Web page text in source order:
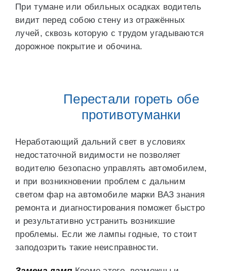
При тумане или обильных осадках водитель
видит перед собою стену из отражённых
лучей, сквозь которую с трудом угадываются
дорожное покрытие и обочина.
Перестали гореть обе
противотуманки
Неработающий дальний свет в условиях
недостаточной видимости не позволяет
водителю безопасно управлять автомобилем,
и при возникновении проблем с дальним
светом фар на автомобиле марки ВАЗ знания
ремонта и диагностирования поможет быстро
и результативно устранить возникшие
проблемы. Если же лампы годные, то стоит
заподозрить такие неисправности.